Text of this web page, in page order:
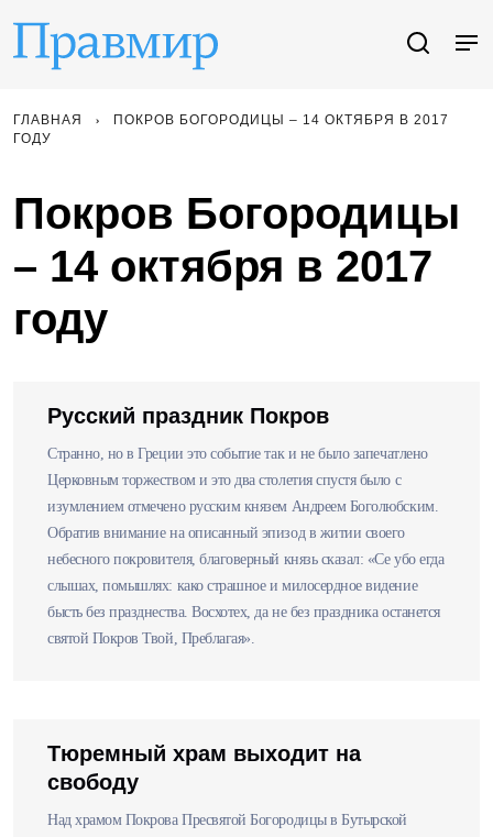
ГЛАВНАЯ
ПОКРОВ БОГОРОДИЦЫ – 14 ОКТЯБРЯ В 2017
ГОДУ
Покров Богородицы
– 14 октября в 2017
году
Русский праздник Покров
Странно, но в Греции это событие так и не было запечатлено
Церковным торжеством и это два столетия спустя было с
изумлением отмечено русским князем Андреем Боголюбским.
Обратив внимание на описанный эпизод в житии своего
небесного покровителя, благоверный князь сказал: «Се убо егда
слышах, помышлях: како страшное и милосердное видение
бысть без празднества. Восхотех, да не без праздника останется
святой Покров Твой, Преблагая».
Тюремный храм выходит на
свободу
Над храмом Покрова Пресвятой Богородицы в Бутырской